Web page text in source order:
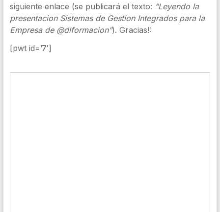
siguiente enlace (se publicará el texto: “Leyendo la
presentacion Sistemas de Gestion Integrados para la
Empresa de @dlformacion”). Gracias!:
[pwt id=’7′]